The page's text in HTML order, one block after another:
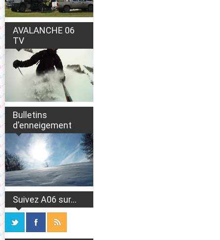
AVALANCHE 06
TV
Bulletins
d'enneigement
Suivez A06 sur...